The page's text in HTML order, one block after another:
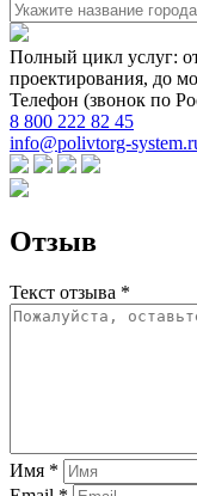
Полный цикл услуг:
проектирования, до
Телефон (звонок по
8 800 222 82 45
info@polivtorg-
Отзыв
Текст отзыва *
Имя *